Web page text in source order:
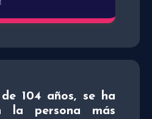
104 años, se ha
la persona más